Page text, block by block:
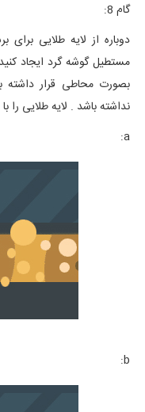
گام 8:
دوباره از لایه طلایی
مستطیل گوشه گرد ایجاد
بصورت محاطی قرار داشته
نداشته باشد . لایه طلایی را
a:
b: